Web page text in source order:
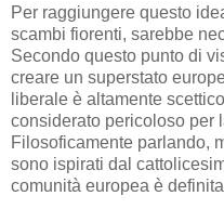
Per raggiungere questo
scambi fiorenti, sarebbe
Secondo questo punto di
creare un superstato
liberale è altamente
considerato pericoloso per
Filosoficamente parlando,
sono ispirati dal
comunità europea è